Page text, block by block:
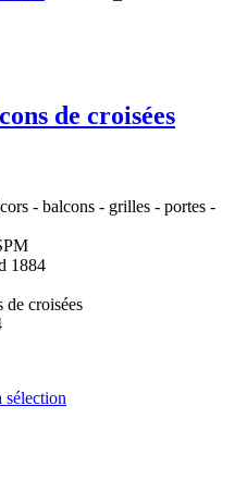
de croisées
- balcons - grilles - portes -
1884
de croisées
sélection